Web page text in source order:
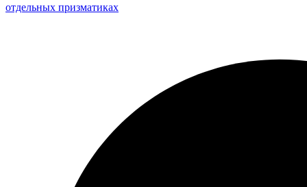
отдельных призматиках